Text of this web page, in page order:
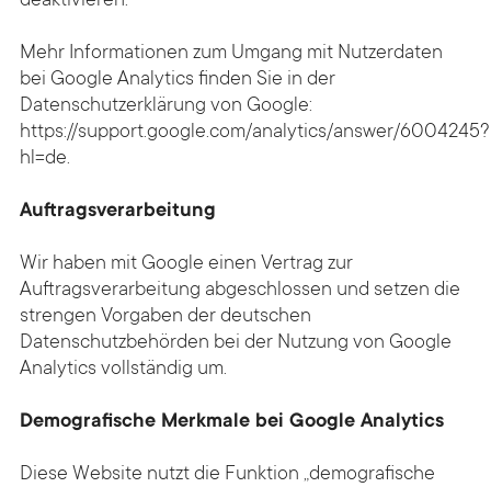
Mehr Informationen zum Umgang mit Nutzerdaten
bei Google Analytics finden Sie in der
Datenschutzerklärung von Google:
https://support.google.com/analytics/answer/6004245?
hl=de.
Auftragsverarbeitung
Wir haben mit Google einen Vertrag zur
Auftragsverarbeitung abgeschlossen und setzen die
strengen Vorgaben der deutschen
Datenschutzbehörden bei der Nutzung von Google
Analytics vollständig um.
Demografische Merkmale bei Google Analytics
Diese Website nutzt die Funktion „demografische